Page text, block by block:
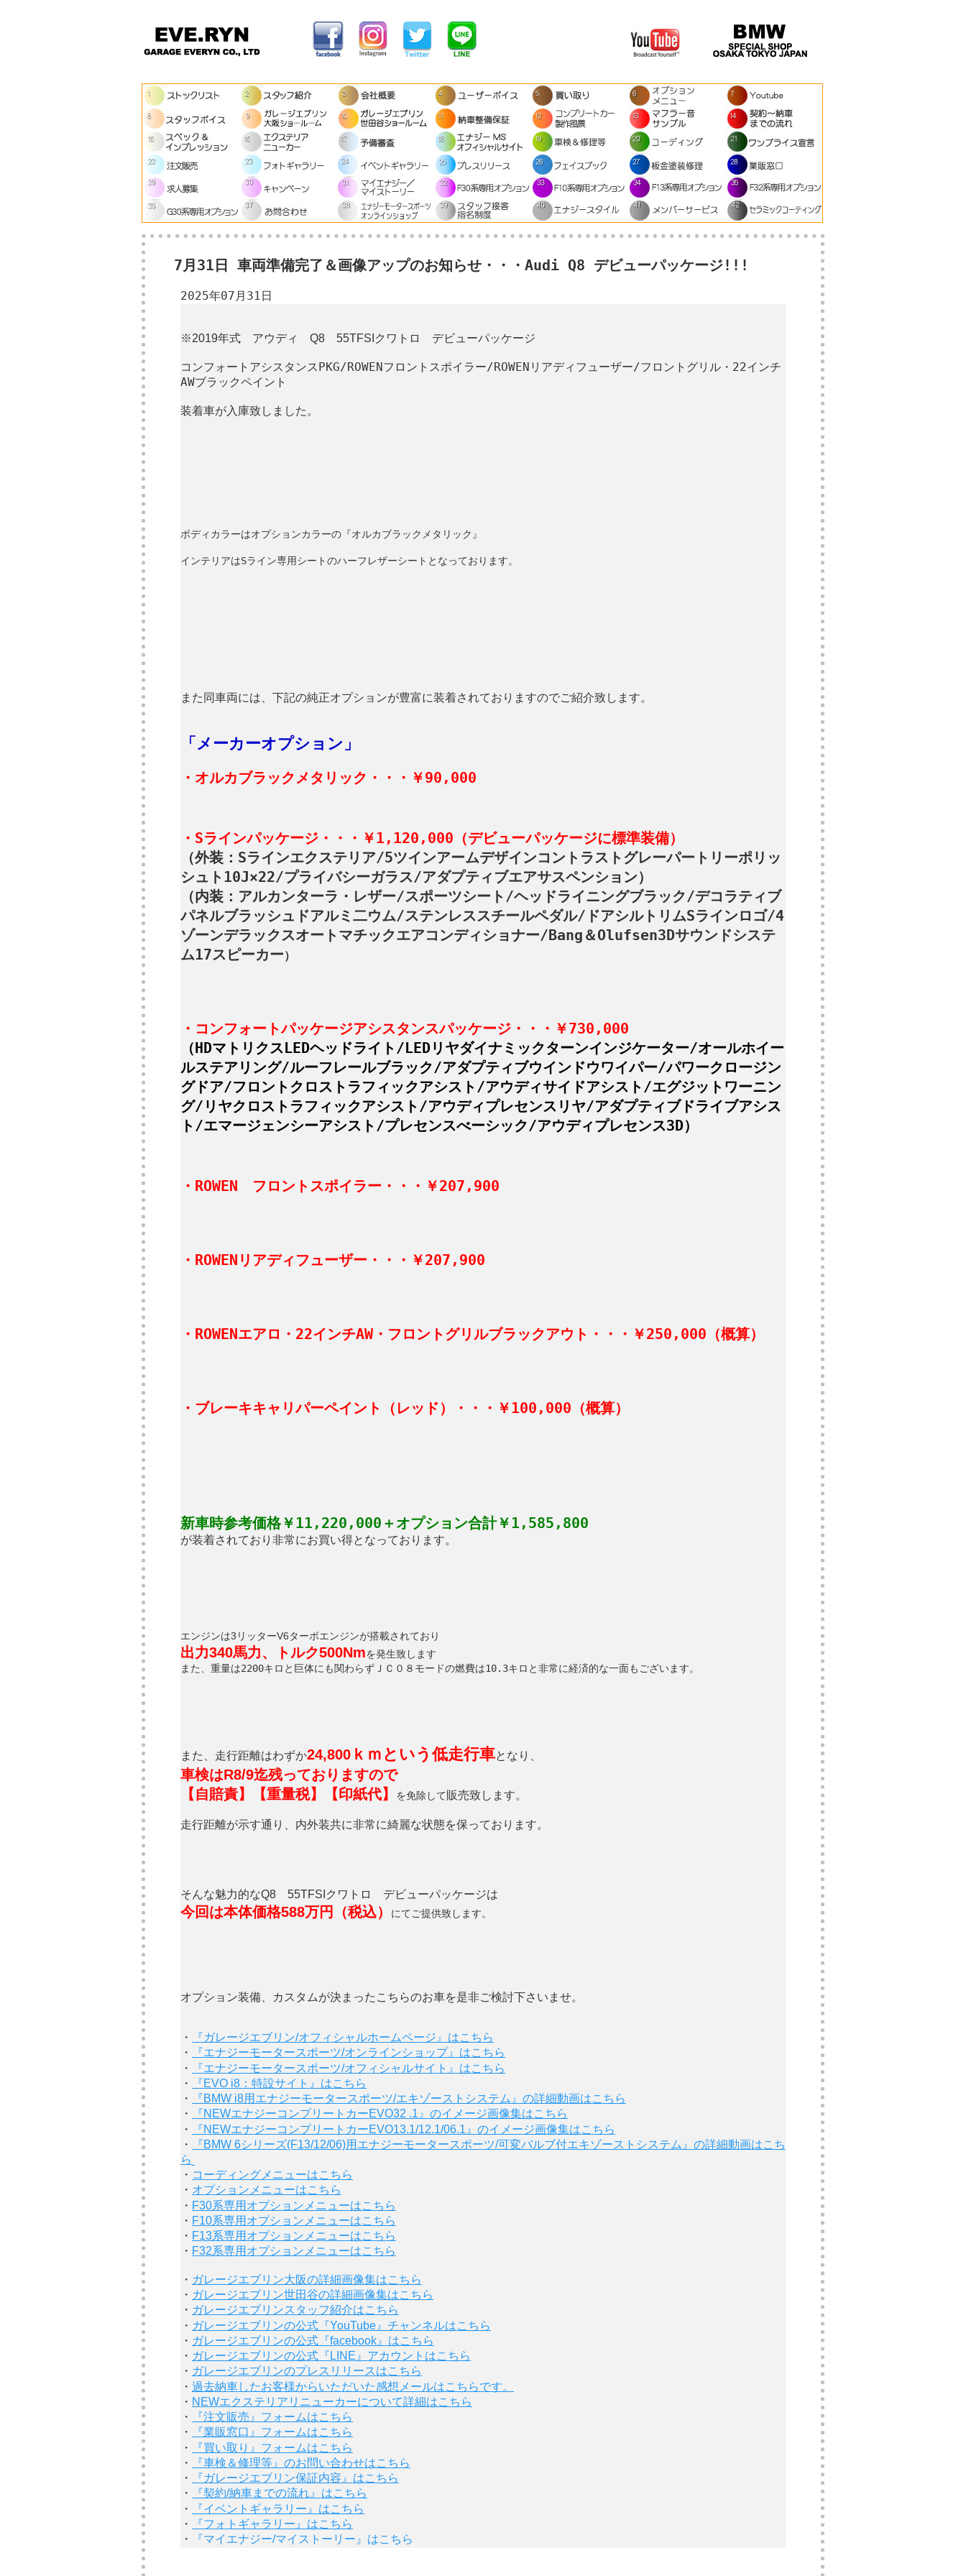
7月31日 車両準備完了＆画像アップのお知らせ・・・Audi Q8 デビューパッケージ!!!
2025年07月31日
※2019年式 アウディ Q8 55TFSIクワトロ デビューパッケージ
コンフォートアシスタンスPKG/ROWENフロントスポイラー/ROWENリアディフューザー/フロントグリル・22インチ
AWブラックペイント
装着車が入庫致しました。
ボディカラーはオプションカラーの『オルカブラックメタリック』
インテリアはSライン専用シートのハーフレザーシートとなっております。
また同車両には、下記の純正オプションが豊富に装着されておりますのでご紹介致します。
「メーカーオプション」
・オルカブラックメタリック・・・￥90,000
・Sラインパッケージ・・・￥1,120,000（デビューパッケージに標準装備）
（外装：Sラインエクステリア/5ツインアームデザインコントラストグレーパートリーポリッ
シュト10J×22/プライバシーガラス/アダプティブエアサスペンション）
（内装：アルカンターラ・レザー/スポーツシート/ヘッドライニングブラック/デコラティブ
パネルブラッシュドアルミ二ウム/ステンレススチールペダル/ドアシルトリムSラインロゴ/4
ゾーンデラックスオートマチックエアコンディショナー/Bang＆Olufsen3Dサウンドシステ
ム17スピーカー）
・コンフォートパッケージアシスタンスパッケージ・・・￥730,000
（HDマトリクスLEDヘッドライト/LEDリヤダイナミックターンインジケーター/オールホイー
ルステアリング/ルーフレールブラック/アダプティブウインドウワイパー/パワークロージン
グドア/フロントクロストラフィックアシスト/アウディサイドアシスト/エグジットワーニン
グ/リヤクロストラフィックアシスト/アウディプレセンスリヤ/アダプティブドライブアシス
ト/エマージェンシーアシスト/プレセンスべーシック/アウディプレセンス3D）
・ROWEN フロントスポイラー・・・￥207,900
・ROWENリアディフューザー・・・￥207,900
・ROWENエアロ・22インチAW・フロントグリルブラックアウト・・・￥250,000（概算）
・ブレーキキャリパーペイント（レッド）・・・￥100,000（概算）
新車時参考価格￥11,220,000＋オプション合計￥1,585,800
が装着されており非常にお買い得となっております。
エンジンは3リッターV6ターボエンジンが搭載されており
出力340馬力、トルク500Nmを発生致します
また、重量は2200キロと巨体にも関わらずＪＣ０８モードの燃費は10.3キロと非常に経済的な一面もございます。
また、走行距離はわずか24,800 ｋｍという低走行車となり、
車検はR8/9迄残っておりますので
【自賠責】【重量税】【印紙代】
を免除して販売致します。
走行距離が示す通り、内外装共に非常に綺麗な状態を保っております。
そんな魅力的なQ8 55TFSIクワトロ デビューパッケージは
今回は本体価格588万円（税込） にてご提供致します。
オプション装備、カスタムが決まったこちらのお車を是非ご検討下さいませ。
・
『ガレージエブリン/オフィシャルホームページ』はこちら
・
『エナジーモータースポーツ/オンラインショップ』はこちら
・
『エナジーモータースポーツ/オフィシャルサイト』はこちら
・
『EVO i8：特設サイト』はこちら
・
『BMW i8用エナジーモータースポーツ/エキゾーストシステム』の詳細動画はこちら
・
『NEWエナジーコンプリートカーEVO32 .1』のイメージ画像集はこちら
・
『NEWエナジーコンプリートカーEVO13.1/12.1/06.1』のイメージ画像集はこちら
・
『BMW 6シリーズ(F13/12/06)用エナジーモータースポーツ/可変バルブ付エキゾーストシステム』の詳細動画はこち
ら
・ コーディングメニューはこちら
・ オプションメニューはこちら
・ F30系専用オプションメニューはこちら
・ F10系専用オプションメニューはこちら
・ F13系専用オプションメニューはこちら
・ F32系専用オプションメニューはこちら
・ ガレージエブリン大阪の詳細画像集はこちら
・ ガレージエブリン世田谷の詳細画像集はこちら
・ ガレージエブリンスタッフ紹介はこちら
・ ガレージエブリンの公式『YouTube』チャンネルはこちら
・ ガレージエブリンの公式『facebook』はこちら
・ ガレージエブリンの公式『LINE』アカウントはこちら
・ ガレージエブリンのプレスリリースはこちら
・ 過去納車したお客様からいただいた感想メールはこちらです。
・ NEWエクステリアリニューカーについて詳細はこちら
・
『注文販売』フォームはこちら
・
『業販窓口』フォームはこちら
・
『買い取り』フォームはこちら
・
『車検＆修理等』のお問い合わせはこちら
・
『ガレージエブリン保証内容』はこちら
・
『契約/納車までの流れ』はこちら
・
『イベントギャラリー』はこちら
・
『フォトギャラリー』はこちら
・
『マイエナジー/マイストーリー』はこちら